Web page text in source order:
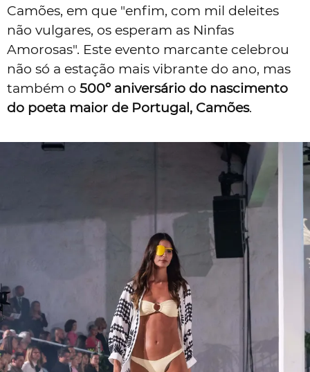
Camões, em que "enfim, com mil deleites
não vulgares, os esperam as Ninfas
Amorosas". Este evento marcante celebrou
não só a estação mais vibrante do ano, mas
também o 500º aniversário do nascimento
do poeta maior de Portugal, Camões.